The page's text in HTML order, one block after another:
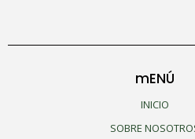
mENÚ
INICIO
SOBRE